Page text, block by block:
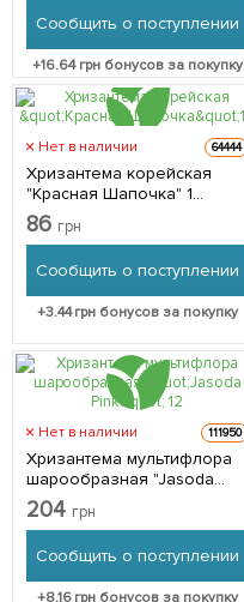
Сообщить о поступлении
+16.64грн бонусов за покупку
Нет в наличии 64444
Хризантема корейская
"Красная Шапочка" 1
саженец в упаковке
86 грн
Сообщить о поступлении
+3.44грн бонусов за покупку
Нет в наличии 111950
Хризантема мультифлора
шарообразная "Jasoda
204 грн
Сообщить о поступлении
+8.16грн бонусов за покупку